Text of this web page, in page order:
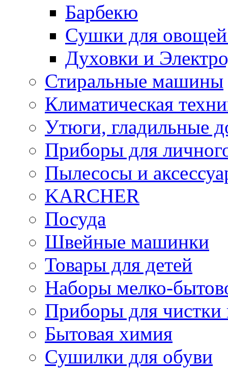
Барбекю
Сушки для
Духовки и
Стиральные машины
Климатическая
Утюги, гладильные
Приборы для
Пылесосы и
KARCHER
Посуда
Швейные машинки
Товары для детей
Наборы мелко-
Приборы для чистки
Бытовая химия
Сушилки для обуви